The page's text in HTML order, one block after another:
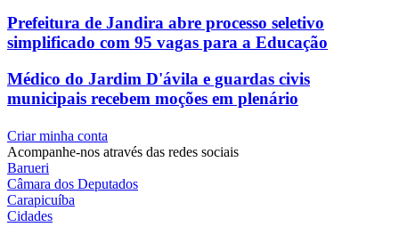
Prefeitura de Jandira abre processo seletivo
simplificado com 95 vagas para a Educação
Médico do Jardim D'ávila e guardas civis
municipais recebem moções em plenário
Criar minha conta
Acompanhe-nos através das redes sociais
Barueri
Câmara dos Deputados
Carapicuíba
Cidades